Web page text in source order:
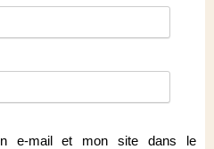
e-mail et mon site dans le